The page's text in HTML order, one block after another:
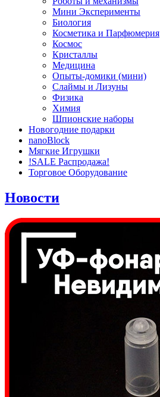
Мини Эксперименты
Биология
Косметика и Парфюмерия
Космос
Кристаллы
Медицина
Опыты-домики (мини)
Слаймы и Лизуны
Физика
Химия
Шпионские наборы
Новогодние подарки
nanoBlock
Мягкие Игрушки
!SALE Распродажа!
Торговое Оборудование
Новости